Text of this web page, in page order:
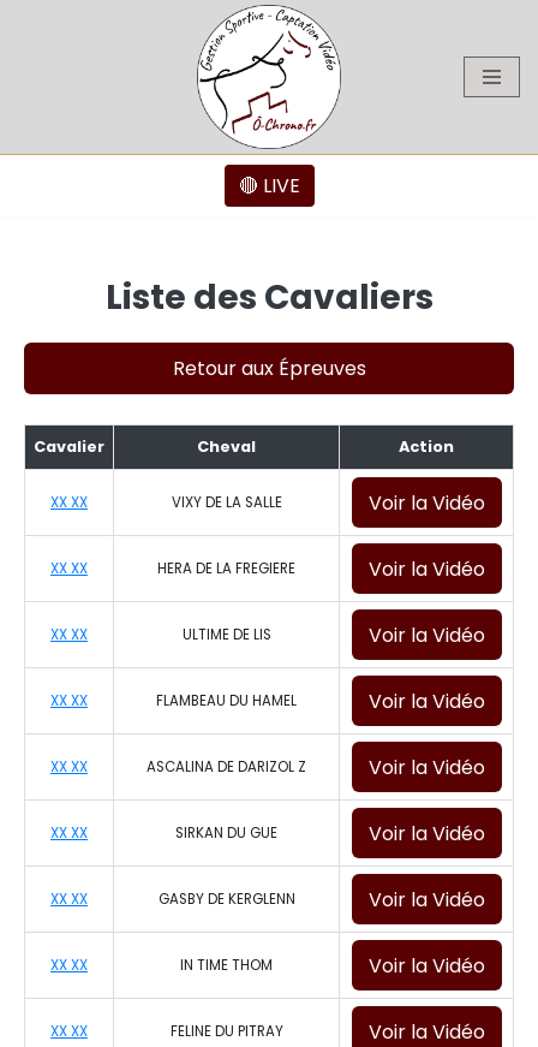
🔴 LIVE
Liste des Cavaliers
Retour aux Épreuves
Cavalier Cheval Action
XX XX VIXY DE LA SALLE Voir la Vidéo
XX XX HERA DE LA FREGIERE Voir la Vidéo
XX XX ULTIME DE LIS Voir la Vidéo
XX XX FLAMBEAU DU HAMEL Voir la Vidéo
XX XX ASCALINA DE DARIZOL Z Voir la Vidéo
XX XX SIRKAN DU GUE Voir la Vidéo
XX XX GASBY DE KERGLENN Voir la Vidéo
XX XX IN TIME THOM Voir la Vidéo
XX XX FELINE DU PITRAY Voir la Vidéo